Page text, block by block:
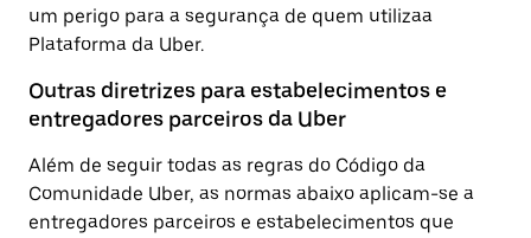
um perigo para a segurança de quem utilizaa
Plataforma da Uber.
Outras diretrizes para estabelecimentos e
entregadores parceiros da Uber
Além de seguir todas as regras do Código da
Comunidade Uber, as normas abaixo aplicam-se a
entregadores parceiros e estabelecimentos que